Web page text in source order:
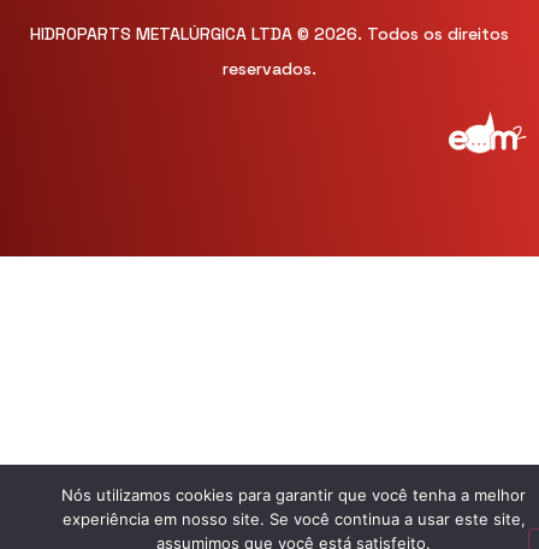
HIDROPARTS METALÚRGICA LTDA © 2026. Todos os direitos
reservados.
Nós utilizamos cookies para garantir que você tenha a melhor
experiência em nosso site. Se você continua a usar este site,
assumimos que você está satisfeito.